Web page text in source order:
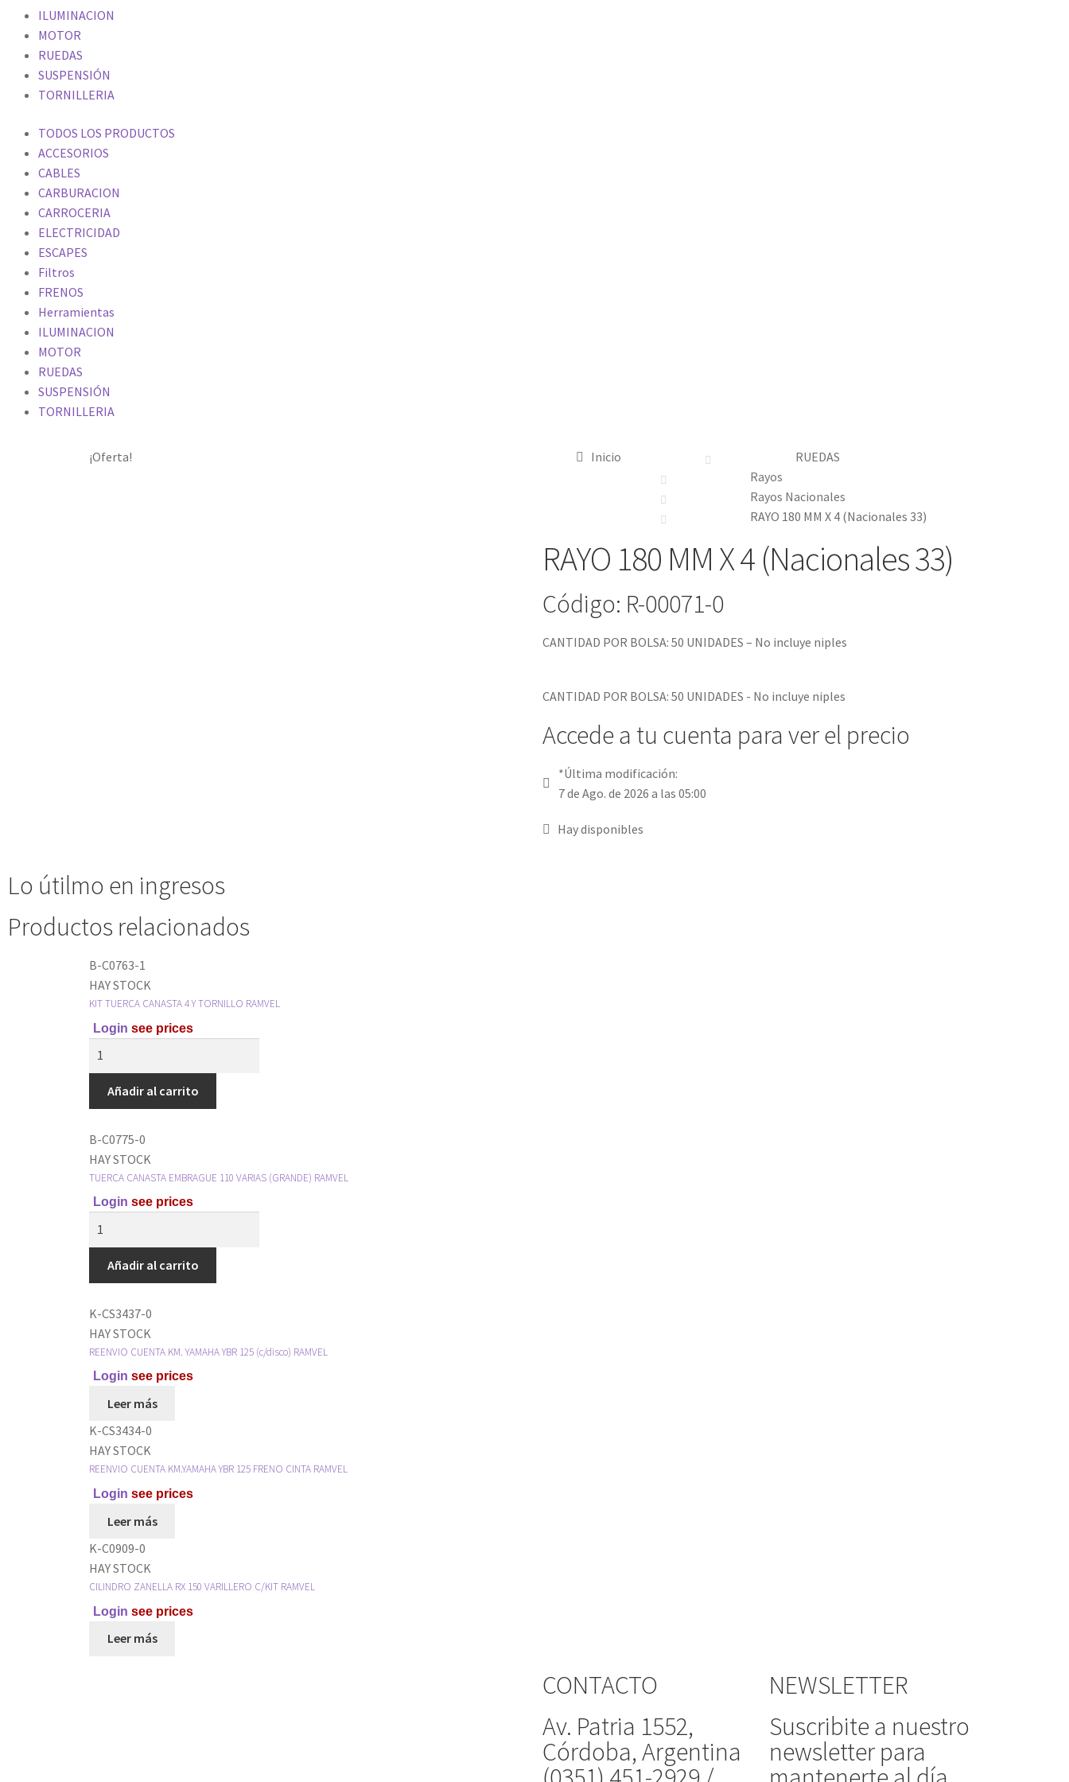
ILUMINACION
MOTOR
RUEDAS
SUSPENSIÓN
TORNILLERIA
TODOS LOS PRODUCTOS
ACCESORIOS
CABLES
CARBURACION
CARROCERIA
ELECTRICIDAD
ESCAPES
Filtros
FRENOS
Herramientas
ILUMINACION
MOTOR
RUEDAS
SUSPENSIÓN
TORNILLERIA
¡Oferta! Inicio
RUEDAS
Rayos
Rayos Nacionales
RAYO 180 MM X 4 (Nacionales 33)
RAYO 180 MM X 4 (Nacionales 33)
Código: R-00071-0
CANTIDAD POR BOLSA: 50 UNIDADES – No incluye niples
CANTIDAD POR BOLSA: 50 UNIDADES - No incluye niples
Accede a tu cuenta para ver el precio
*Última modificación:
7 de Ago. de 2026 a las 05:00
Hay disponibles
Lo útilmo en ingresos
Productos relacionados
B-C0763-1
HAY STOCK
KIT TUERCA CANASTA 4 Y TORNILLO RAMVEL
Login see prices
Añadir al carrito
B-C0775-0
HAY STOCK
TUERCA CANASTA EMBRAGUE 110 VARIAS (GRANDE) RAMVEL
Login see prices
Añadir al carrito
K-CS3437-0
HAY STOCK
REENVIO CUENTA KM. YAMAHA YBR 125 (c/disco) RAMVEL
Login see prices
Leer más
K-CS3434-0
HAY STOCK
REENVIO CUENTA KM.YAMAHA YBR 125 FRENO CINTA RAMVEL
Login see prices
Leer más
K-C0909-0
HAY STOCK
CILINDRO ZANELLA RX 150 VARILLERO C/KIT RAMVEL
Login see prices
Leer más
CONTACTO
Av. Patria 1552,
Córdoba, Argentina
NEWSLETTER
Suscribite a nuestro
newsletter para